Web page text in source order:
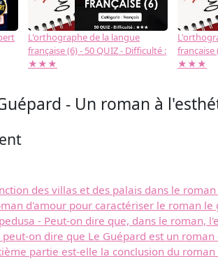
L'orthographe de la langue
française (6) - 50 QUIZ - Difficulté :
★★★
française
★★★
- Un roman à
des villas et des palais dans le
d'amour pour caractériser le roman le
- Peut-on dire que, dans le roman,
on dire que Le Guépard est un roman
partie est-elle la conclusion du roman